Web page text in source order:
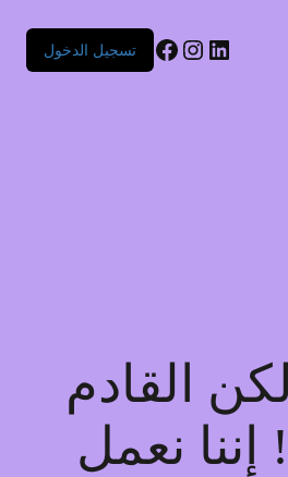
LinkedIn
Instagram
Facebook
تسجيل الدخول
القادم
نعمل